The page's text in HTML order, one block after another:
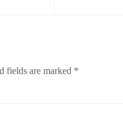
fields are marked *